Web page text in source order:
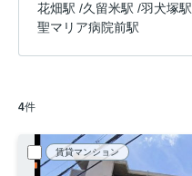
花畑駅 /久留米駅 /羽犬塚駅
聖マリア病院前駅
4件
賃貸マンション